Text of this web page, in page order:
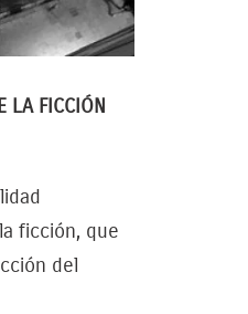
LA FICCIÓN
ficción, que
del